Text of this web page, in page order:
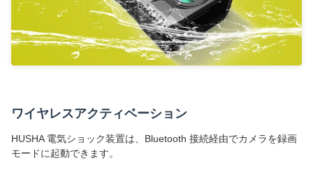
ワイヤレスアクティベーション
HUSHA 電気ショック装置は、Bluetooth 接続経由でカメラを録画
モードに起動できます。